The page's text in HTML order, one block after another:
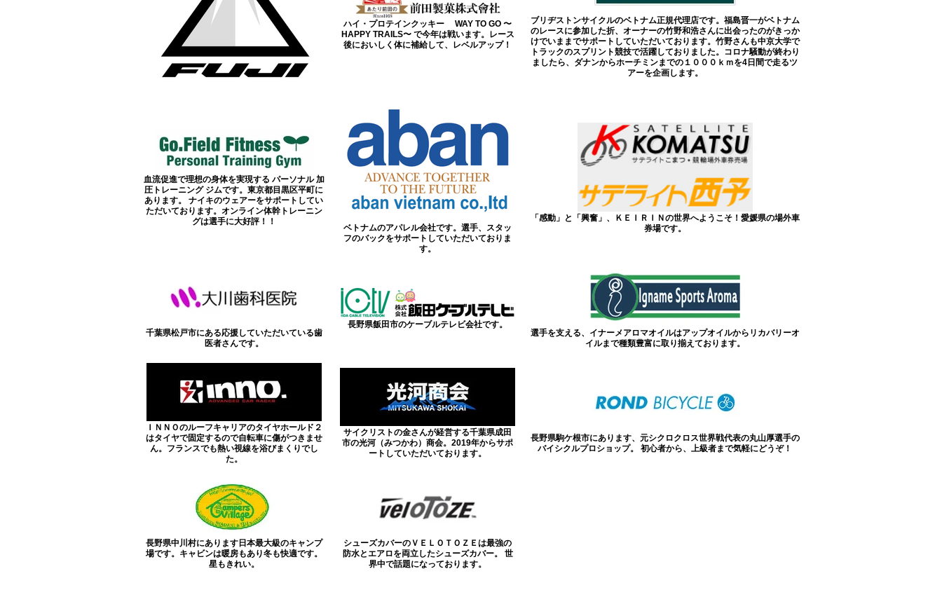
ハイ・プロテインクッキー WAY TO GO 〜
HAPPY TRAILS〜 で今年は戦います。レース
後においしく体に補給して、レベルアップ！
ブリヂストンサイクルのベトナム正規代理店です。福島晋一がベトナム
のレースに参加した折、オーナーの竹野和浩さんに出会ったのがきっか
けでいままでサポートしていただいております。竹野さんも中京大学で
トラックのスプリント競技で活躍しておりました。コロナ騒動が終わり
ましたら、ダナンからホーチミンまでの１０００ｋｍを4日間で走るツ
アーを企画します。
血流促進で理想の身体を実現する パーソナル 加
圧トレーニング ジムです。東京都目黒区平町に
あります。 ナイキのウェアーをサポートしてい
ただいております。オンライン体幹トレーニン
グは選手に大好評！！
ベトナムのアパレル会社です。選手、スタッ
フのバックをサポートしていただいておりま
す。
「感動」と「興奮」、ＫＥＩＲＩＮの世界へようこそ！愛媛県の場外車
券場です。
千葉県松戸市にある応援していただいている歯
医者さんです。
長野県飯田市のケーブルテレビ会社です。
選手を支える、イナーメアロマオイルはアップオイルからリカバリーオ
イルまで種類豊富に取り揃えております。
ＩＮＮＯのルーフキャリアのタイヤホールド２
はタイヤで固定するので自転車に傷がつきませ
ん。フランスでも熱い視線を浴びまくりでし
た。
サイクリストの金さんが経営する千葉県成田
市の光河（みつかわ）商会。2019年からサポ
ートしていただいております。
長野県駒ケ根市にあります、元シクロクロス世界戦代表の丸山厚選手の
バイシクルプロショップ。 初心者から、上級者まで気軽にどうぞ！
長野県中川村にあります日本最大級のキャンプ
場です。キャビンは暖房もあり冬も快適です。
星もきれい。
シューズカバーのＶＥＬＯＴＯＺＥは最強の
防水とエアロを両立したシューズカバー。 世
界中で話題になっております。